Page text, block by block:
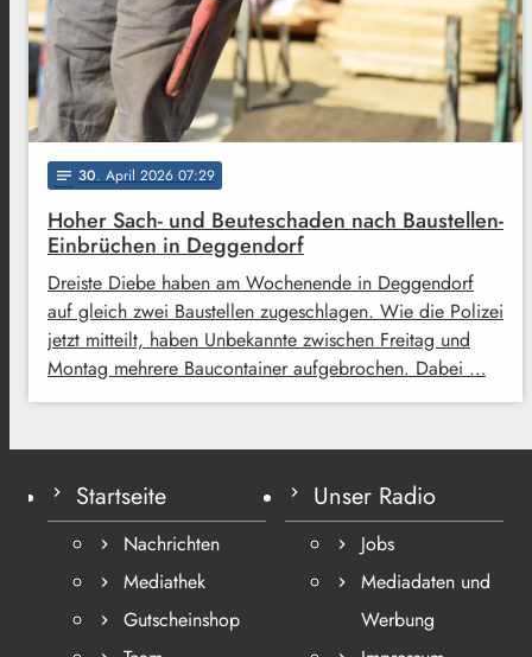
notes 30. April 2026 07:29
Hoher Sach- und Beuteschaden nach Baustellen-
Einbrüchen in Deggendorf
Dreiste Diebe haben am Wochenende in Deggendorf
auf gleich zwei Baustellen zugeschlagen. Wie die Polizei
jetzt mitteilt, haben Unbekannte zwischen Freitag und
Montag mehrere Baucontainer aufgebrochen. Dabei …
Startseite
Nachrichten
Mediathek
Gutscheinshop
Unser Radio
Jobs
Mediadaten und
Werbung